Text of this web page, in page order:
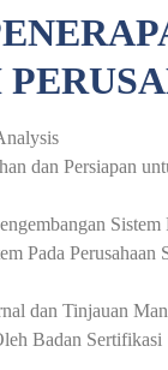
dan Persiapan
Sistem
Pada Perusahaan
dan Tinjauan
Badan Sertifikasi